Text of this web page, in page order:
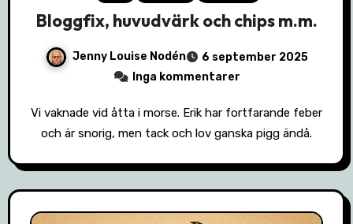
Bloggfix, huvudvärk och chips m.m.
Jenny Louise Nodén
6 september 2025
Inga kommentarer
Vi vaknade vid åtta i morse. Erik har fortfarande feber
och är snorig, men tack och lov ganska pigg ändå.